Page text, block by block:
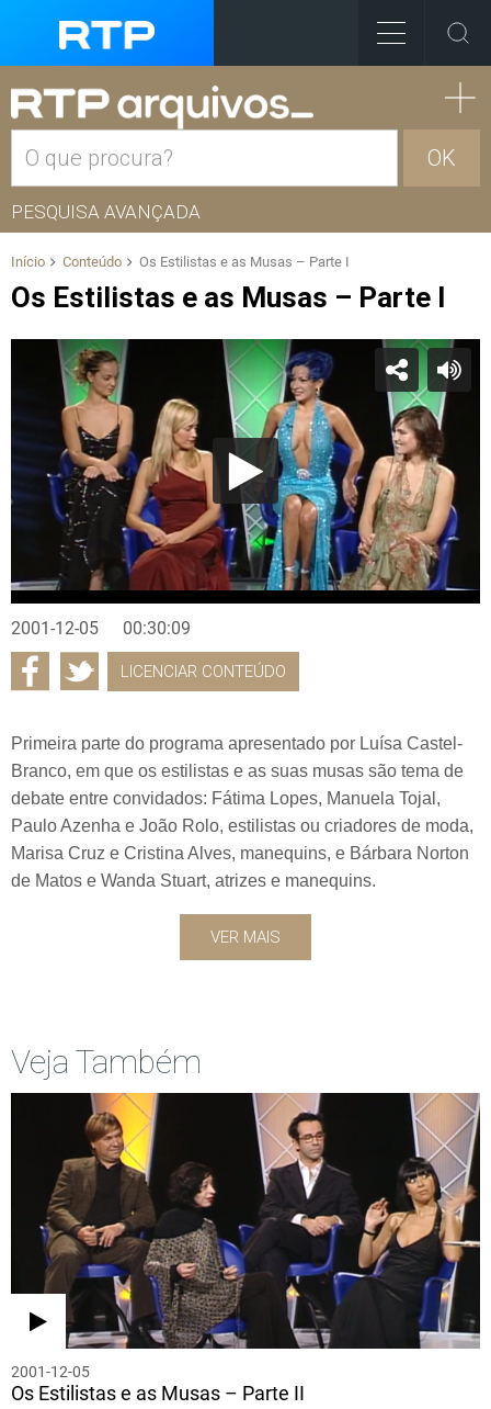
OK
PESQUISA AVANÇADA
Início Conteúdo Os Estilistas e as Musas – Parte I
Os Estilistas e as Musas – Parte I
2001-12-05 00:30:09
LICENCIAR CONTEÚDO
Primeira parte do programa apresentado por Luísa Castel-
Branco, em que os estilistas e as suas musas são tema de
debate entre convidados: Fátima Lopes, Manuela Tojal,
Paulo Azenha e João Rolo, estilistas ou criadores de moda,
Marisa Cruz e Cristina Alves, manequins, e Bárbara Norton
de Matos e Wanda Stuart, atrizes e manequins.
VER MAIS
Veja Também
2001-12-05
Os Estilistas e as Musas – Parte II